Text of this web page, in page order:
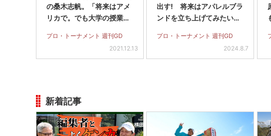
の桑木志帆。「将来はアメ
リカで。でも大学の授業に
プロ・トーナメント 週刊GD
2021.12.13
出す! 将来はアパレルブラ
ンドを立ち上げてみたいで
プロ・トーナメント 週刊GD
2024.8.7
新着記事